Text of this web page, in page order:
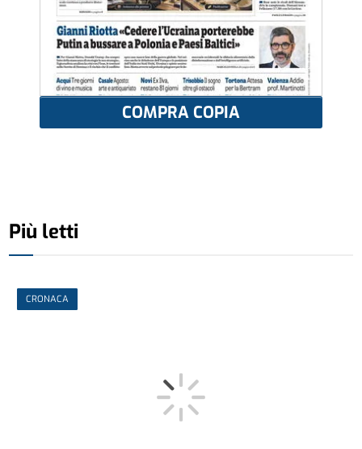
COMPRA COPIA
Più letti
CRONACA